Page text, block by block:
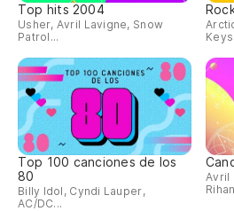
Top hits 2004
Usher, Avril Lavigne, Snow
Patrol...
Top 100 canciones de los
80
Billy Idol, Cyndi Lauper,
AC/DC...
Avril